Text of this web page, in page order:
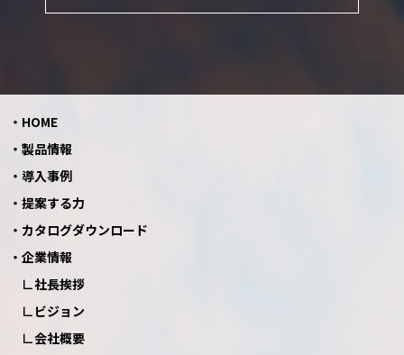
HOME
製品情報
導入事例
提案する力
カタログダウンロード
企業情報
社長挨拶
ビジョン
会社概要